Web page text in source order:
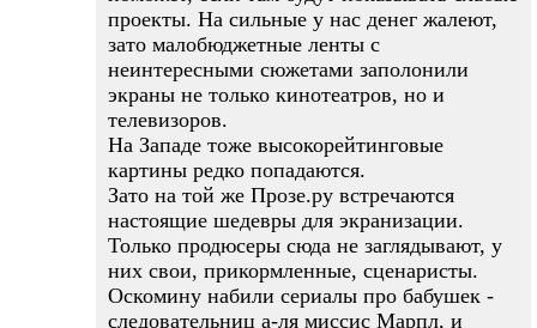
проекты. На сильные у нас денег жалеют,
зато малобюджетные ленты с
неинтересными сюжетами заполонили
экраны не только кинотеатров, но и
телевизоров.
На Западе тоже высокорейтинговые
картины редко попадаются.
Зато на той же Прозе.ру встречаются
настоящие шедевры для экранизации.
Только продюсеры сюда не заглядывают, у
них свои, прикормленные, сценаристы.
Оскомину набили сериалы про бабушек -
следовательниц а-ля миссис Марпл, и